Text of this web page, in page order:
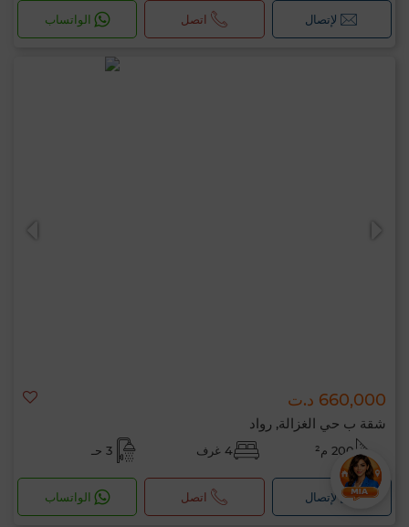
لإتصال اتصل الواتساب
660,000 د.ت
شقة ب حي الغزالة, رواد
200 م² 4 غرف 3 حـ
لإتصال اتصل الواتساب